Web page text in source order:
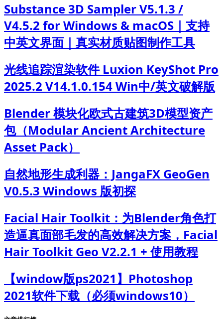
Substance 3D Sampler V5.1.3 /
V4.5.2 for Windows & macOS｜支持
中英文界面｜真实材质贴图制作工具
光线追踪渲染软件 Luxion KeyShot Pro
2025.2 V14.1.0.154 Win中/英文破解版
Blender 模块化欧式古建筑3D模型资产
包（Modular Ancient Architecture
Asset Pack）
自然地形生成利器：JangaFX GeoGen
V0.5.3 Windows 版初探
Facial Hair Toolkit：为Blender角色打
造逼真面部毛发的高效解决方案，Facial
Hair Toolkit Geo V2.2.1 + 使用教程
【window版ps2021】Photoshop
2021软件下载（必须windows10）